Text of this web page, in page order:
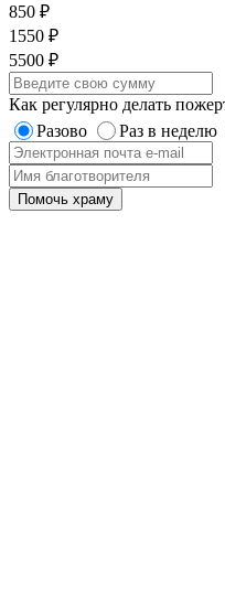
850 ₽
1550 ₽
5500 ₽
Как регулярно делать
Разово
Раз в неделю
Помочь храму